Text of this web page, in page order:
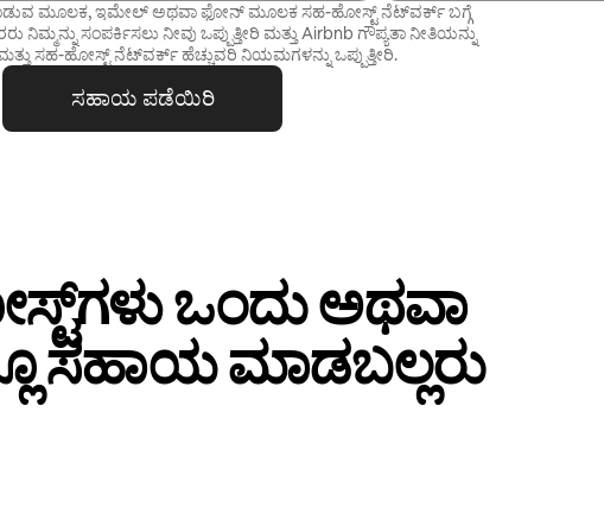
ಮೂಲಕ, ಇಮೇಲ್ ಅಥವಾ ಫೋನ್ ಮೂಲಕ ಸಹ-ಹೋಸ್ಟ್ ನೆಟ್‌ವರ್ಕ್ ಬಗ್ಗೆ
ನಿಮ್ಮನ್ನು ಸಂಪರ್ಕಿಸಲು ನೀವು ಒಪ್ಪುತ್ತೀರಿ ಮತ್ತು Airbnb ಗೌಪ್ಯತಾ ನೀತಿಯನ್ನು
ಸಹ-ಹೋಸ್ಟ್ ನೆಟ್‌ವರ್ಕ್ ಹೆಚ್ಚುವರಿ ನಿಯಮಗಳನ್ನುಒಪ್ಪುತ್ತೀರಿ.
ಸಹಾಯ ಪಡೆಯಿರಿ
ಒಂದು ಅಥವಾ
ಸಹಾಯ ಮಾಡಬಲ್ಲರು